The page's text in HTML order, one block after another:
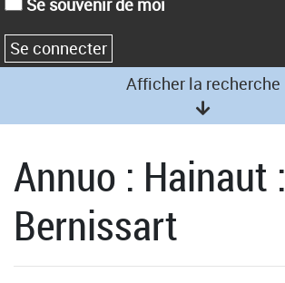
Se souvenir de moi
Afficher la recherche
Annuo : Hainaut :
Bernissart